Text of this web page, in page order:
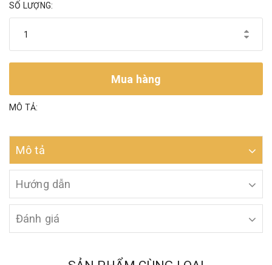
SỐ LƯỢNG:
Mua hàng
MÔ TẢ:
Mô tả
Hướng dẫn
Đánh giá